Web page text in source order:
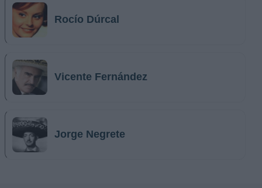
Rocío Dúrcal
Vicente Fernández
Jorge Negrete